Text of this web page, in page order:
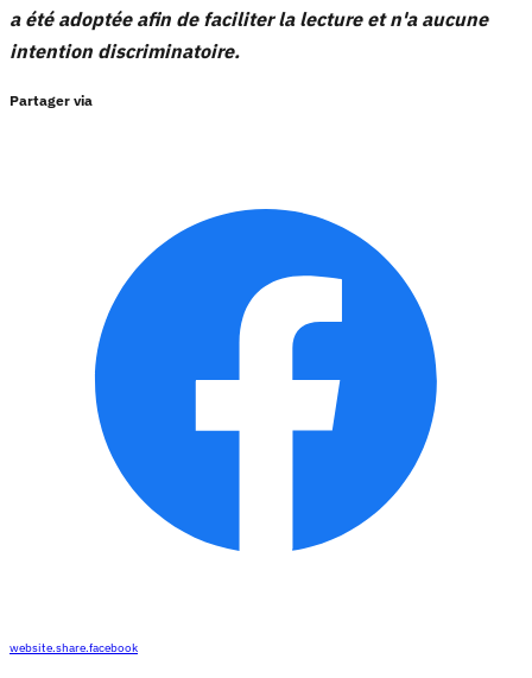
a été adoptée afin de faciliter la lecture et n'a aucune
intention discriminatoire.
Partager via
website.share.facebook